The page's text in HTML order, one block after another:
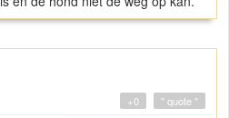
" quote "
+0